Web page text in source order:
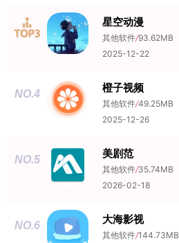
NO.3 星空动漫
其他软件/93.62MB
2025-12-22
NO.4 橙子视频
其他软件/49.25MB
2025-12-26
NO.5 美剧范
其他软件/35.74MB
2026-02-18
NO.6 大海影视
其他软件/144.73MB